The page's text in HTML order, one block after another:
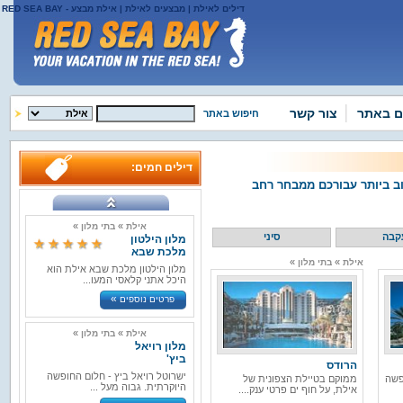
דילים לאילת | מבצעים לאילת | אילת מבצע - RED SEA BAY
באתר צור קשר חיפוש באתר
ביותר עבורכם ממבחר רחב
סיני
אילת » בתי מלון »
הרודס
ממוקם בטיילת הצפונית של
אילת, על חוף ים פרטי ענק....
דילים חמים:
אילת »בתי מלון »
מלון הילטון
מלכת שבא
מלון הילטון מלכת שבא אילת הוא
היכל אתני קלאסי המעו...
פרטים נוספים»
אילת »בתי מלון »
מלון רויאל
ביץ'
ישרוטל רויאל ביץ - חלום החופשה
היוקרתית. גבוה מעל ...